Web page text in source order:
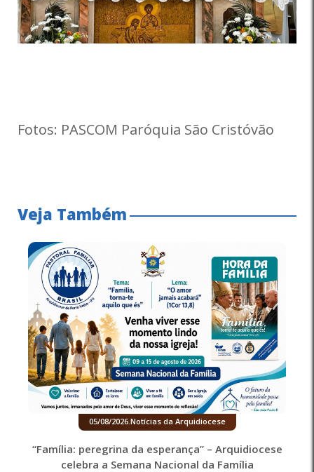
Fotos: PASCOM Paróquia São Cristóvão
Veja Também
05/08/2026. Notícias da Arquidiocese
“Família: peregrina da esperança” – Arquidiocese
celebra a Semana Nacional da Família